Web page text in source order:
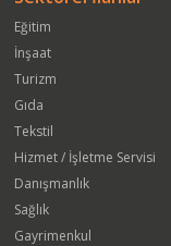
Eğitim
İnşaat
Turizm
Gıda
Tekstil
Hizmet / İşletme Servisi
Danışmanlık
Sağlık
Gayrimenkul